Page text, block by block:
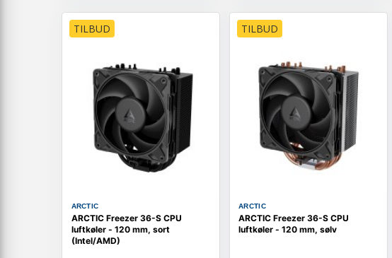
TILBUD
ARCTIC
ARCTIC Freezer 36-S CPU
luftkøler - 120 mm, sort
(Intel/AMD)
TILBUD
ARCTIC
ARCTIC Freezer 36-S CPU
luftkøler - 120 mm, sølv